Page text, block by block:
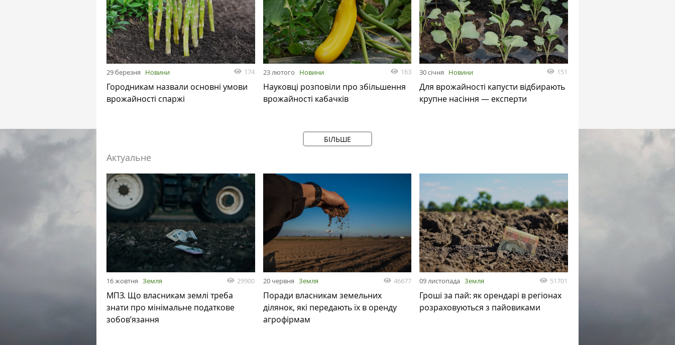
29 березня Новини 174
Городникам назвали основні умови
врожайності спаржі
23 лютого Новини 163
Науковці розповіли про збільшення
врожайності кабачків
30 січня Новини 151
Для врожайності капусти відбирають
крупне насіння — експерти
БІЛЬШЕ
Актуальне
16 жовтня Земля 29900
МПЗ. Що власникам землі треба
знати про мінімальне податкове
зобов’язання
20 червня Земля 46677
Поради власникам земельних
ділянок, які передають їх в оренду
агрофірмам
09 листопада Земля 51701
Гроші за пай: як орендарі в регіонах
розраховуються з пайовиками